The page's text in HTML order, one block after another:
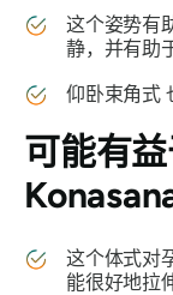
这个姿势有
静，并有助
仰卧束角式
可能有
这个体式对
能很好地拉